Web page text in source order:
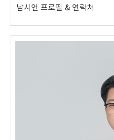
남시언 프로필 & 연락처